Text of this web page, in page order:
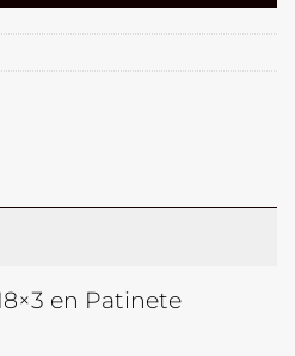
en Patinete